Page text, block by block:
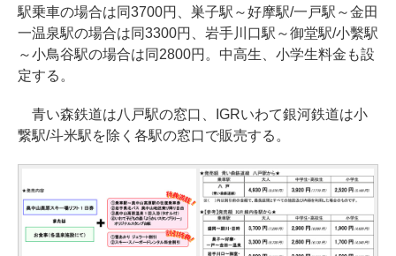
駅乗車の場合は同3700円、巣子駅～好摩駅/一戸駅～金田
一温泉駅の場合は同3300円、岩手川口駅～御堂駅/小繫駅
～小鳥谷駅の場合は同2800円。中高生、小学生料金も設
定する。
青い森鉄道は八戸駅の窓口、IGRいわて銀河鉄道は小
繋駅/斗米駅を除く各駅の窓口で販売する。